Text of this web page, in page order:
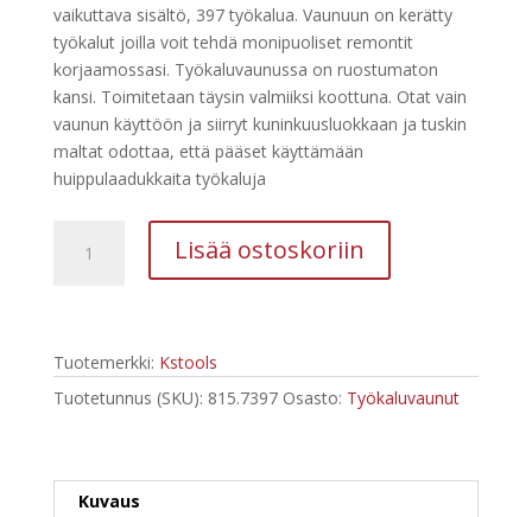
vaikuttava sisältö, 397 työkalua. Vaunuun on kerätty
työkalut joilla voit tehdä monipuoliset remontit
korjaamossasi. Työkaluvaunussa on ruostumaton
kansi. Toimitetaan täysin valmiiksi koottuna. Otat vain
vaunun käyttöön ja siirryt kuninkuusluokkaan ja tuskin
maltat odottaa, että pääset käyttämään
huippulaadukkaita työkaluja
815.7397
Performanceplus-
sis.
397
Lisää ostoskoriin
Tuotemerkki: Kstools
Tuotetunnus (SKU): 815.7397 Osasto: Työkaluvaunut
Kuvaus